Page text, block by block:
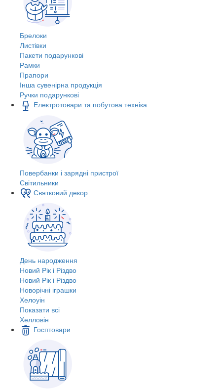
Брелоки
Листівки
Пакети подарункові
Рамки
Прапори
Інша сувенірна продукція
Ручки подарункові
Електротовари та побутова техніка
Повербанки і зарядні пристрої
Світильники
Святковий декор
День народження
Новий Рік і Різдво
Новий Рік і Різдво
Новорічні іграшки
Хелоуін
Показати всі
Хелловін
Госптовари